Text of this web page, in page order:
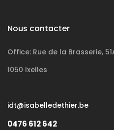
Nous contacter
Office: Rue de la Brasserie,
1050 Ixelles
idt@isabelledethier.be
0476 612 642